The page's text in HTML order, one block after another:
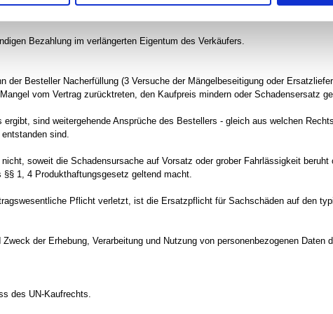
Bezahlung im verlängerten Eigentum des Verkäufers.
der Besteller Nacherfüllung (3 Versuche der Mängelbeseitigung oder
vom Vertrag zurücktreten, den Kaufpreis mindern oder Schadensersatz
sind weitergehende Ansprüche des Bestellers - gleich aus welchen
sind.
soweit die Schadensursache auf Vorsatz oder grober Fahrlässigkeit
1, 4 Produkthaftungsgesetz geltend macht.
Pflicht verletzt, ist die Ersatzpflicht für Sachschäden auf den
der Erhebung, Verarbeitung und Nutzung von personenbezogenen Daten
des UN-Kaufrechts.